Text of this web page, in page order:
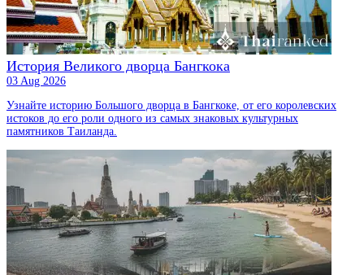
История Великого дворца Бангкока
03 Aug 2026
Узнайте историю Большого дворца в Бангкоке, от его королевских
истоков до его роли одного из самых знаковых культурных
памятников Таиланда.